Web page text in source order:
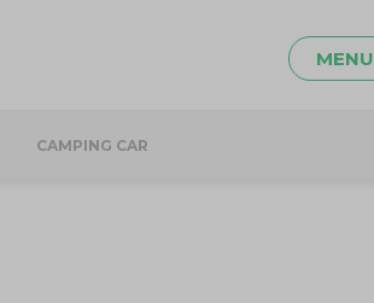
MENU
CAMPING CAR